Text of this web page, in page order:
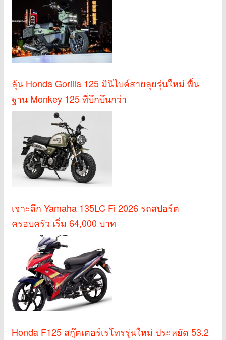
ลุ้น Honda Gorilla 125 มินิไบค์สายลุยรุ่นใหม่ พื้น
ฐาน Monkey 125 ที่บึกบึนกว่า
เจาะลึก Yamaha 135LC Fi 2026 รถสปอร์ต
ครอบครัว เริ่ม 64,000 บาท
Honda F125 สกู๊ตเตอร์เรโทรรุ่นใหม่ ประหยัด 53.2